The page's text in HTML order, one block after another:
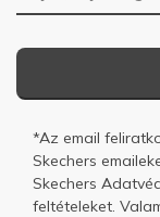
*Az email
Skechers
Skechers
feltételeket.